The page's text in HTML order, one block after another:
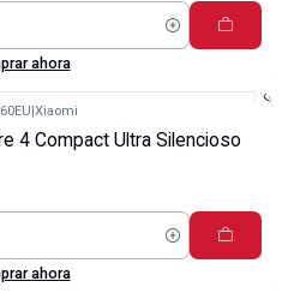
ahora
Xiaomi
4 Compact Ultra Silencioso
ahora